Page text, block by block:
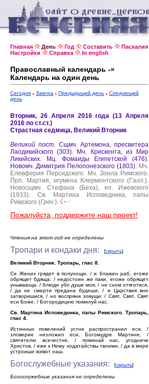
Главная День Год Составить Пасхалия
Настройки
Справка In english
Православный календарь -»
Календарь на один день
Сегодня Завтра Предыдущий день
Следующий
день
Вторник, 26 Апреля 2016 года (13 Апреля
2016 по ст.ст.)
Страстная седмица, Великий Вторник
Великий пост. Сщмч. Артемона, пресвитера
Лаодикийского (303).
Мч. Крискента, из Мир
Ликийских.
Мц. Фомаиды Египетской (476).
Новомч. Димитрия Пелопонезского (1803). Мч.
Елевферия Персидского. Мч. Зоила Римского.
Прп. Мартия, игумена Клермонтского (Галл.).
Новосщмч. Стефана (Беха), еп. Ижевского
(1933).
Св. Мартина Исповедника, папы
Римского (Греч.).
Пожалуйста, поддержите наш проект!
Чтения на этот год не определены
Тропари и кондаки дня: [скрыть]
Великий Вторник. Тропарь, глас 8.
Се Жених грядет в полунощи, / и блажен раб, егоже
обрящет бдяща: / недостоин же паки, егоже обрящет
унывающа. / блюди убо душе моя, / не сном отяготися,
/ да не смерти предана будеши, / и Царствия вне
затворишися, / но воспряни зовущи: / Свят, Свят, Свят
еси Боже, / Богородицею помилуй нас.
Св. Мартина Исповедника, папы Римского. Тропарь,
глас 4.
Истинных повелений устне распространил еси, /
зловерие низложил еси, Богомудре Мартине, /
святителю всечестне, / поминай нас, угодниче
Христов, / еже к Нему ходатайствы твоими, / да в мире
устроиши живот наш.
Богослужебные указания: [скрыть]
Богослужебные указания не определены